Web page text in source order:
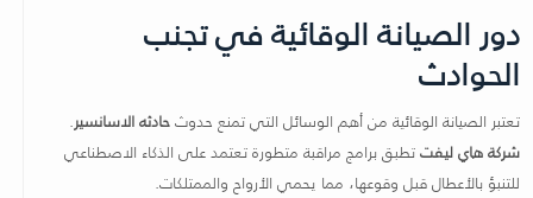
دور الصيانة الوقائية في تجنب
الحوادث
تعتبر الصيانة الوقائية من أهم الوسائل التي تمنع حدوثحادثه الاسانسير.
شركة هاي ليفتتطبق برامج مراقبة متطورة تعتمد على الذكاء الاصطناعي
للتنبؤ بالأعطال قبل وقوعها، مما يحمي الأرواح والممتلكات.